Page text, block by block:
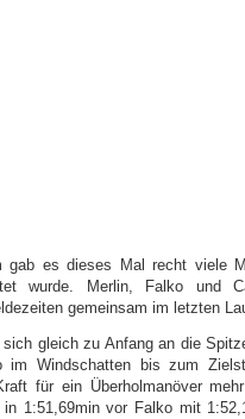
gab es dieses Mal recht viele
wurde. Merlin, Falko und
gemeinsam im letzten
gleich zu Anfang an die
im Windschatten bis zum
für ein Überholmanöver
1:51,69min vor Falko mit